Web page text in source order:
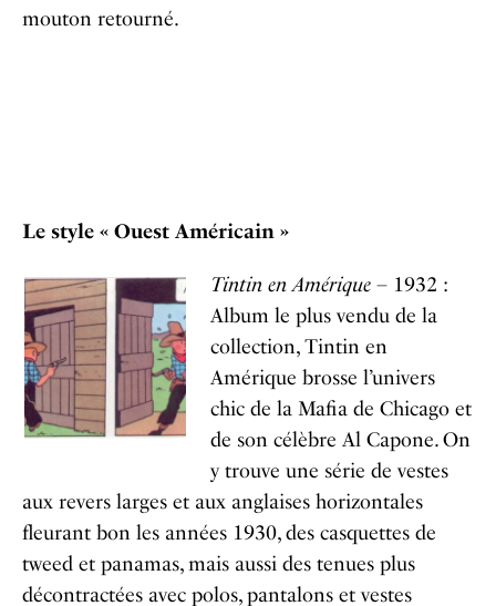
mouton retourné.
Le style « Ouest Américain »
Tintin en Amérique – 1932 :
Album le plus vendu de la
collection, Tintin en
Amérique brosse l’univers
chic de la Mafia de Chicago et
de son célèbre Al Capone. On
y trouve une série de vestes
aux revers larges et aux anglaises horizontales
fleurant bon les années 1930, des casquettes de
tweed et panamas, mais aussi des tenues plus
décontractées avec polos, pantalons et vestes